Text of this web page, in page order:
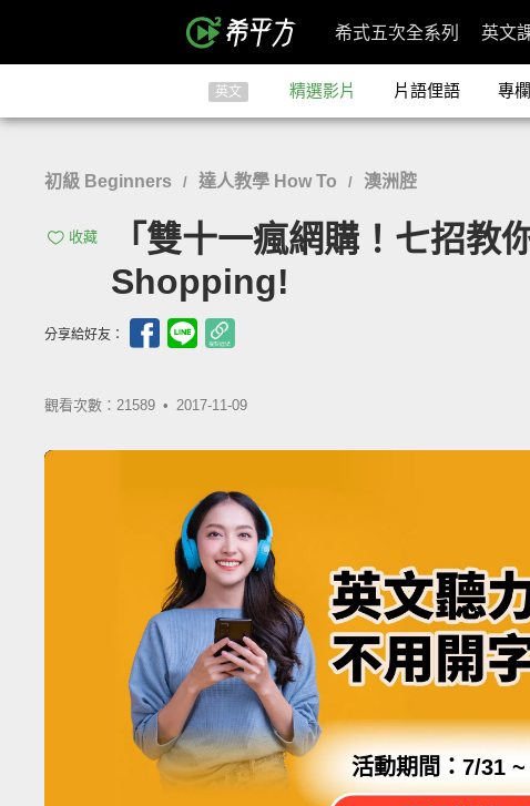
希式五次全系列 英文
英文 精選影片 片語俚語 專
初級 Beginners / 達人教學 How To / 澳洲腔
收藏
「雙十一瘋網購！七招
Shopping!
分享給好友：
觀看次數：21589 • 2017-11-09
活動期間：7/31